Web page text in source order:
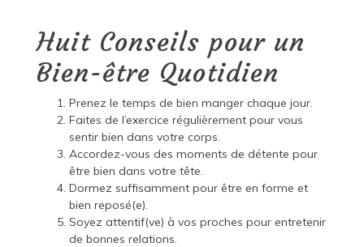
Huit Conseils pour un
Bien-être Quotidien
Prenez le temps de bien manger chaque jour.
Faites de l’exercice régulièrement pour vous
sentir bien dans votre corps.
Accordez-vous des moments de détente pour
être bien dans votre tête.
Dormez suffisamment pour être en forme et
bien reposé(e).
Soyez attentif(ve) à vos proches pour entretenir
de bonnes relations.